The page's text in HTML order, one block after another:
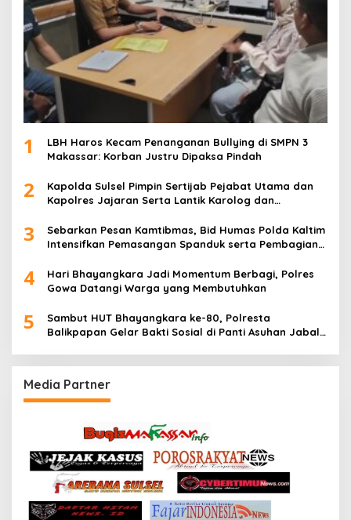
1
LBH Haros Kecam Penanganan Bullying di SMPN 3
Makassar: Korban Justru Dipaksa Pindah
2
Kapolda Sulsel Pimpin Sertijab Pejabat Utama dan
Kapolres Jajaran Serta Lantik Karolog dan
3
Sebarkan Pesan Kamtibmas, Bid Humas Polda Kaltim
Intensifkan Pemasangan Spanduk serta Pembagian
4
Hari Bhayangkara Jadi Momentum Berbagi, Polres
Gowa Datangi Warga yang Membutuhkan
5
Sambut HUT Bhayangkara ke-80, Polresta
Balikpapan Gelar Bakti Sosial di Panti Asuhan Jabal
Media Partner